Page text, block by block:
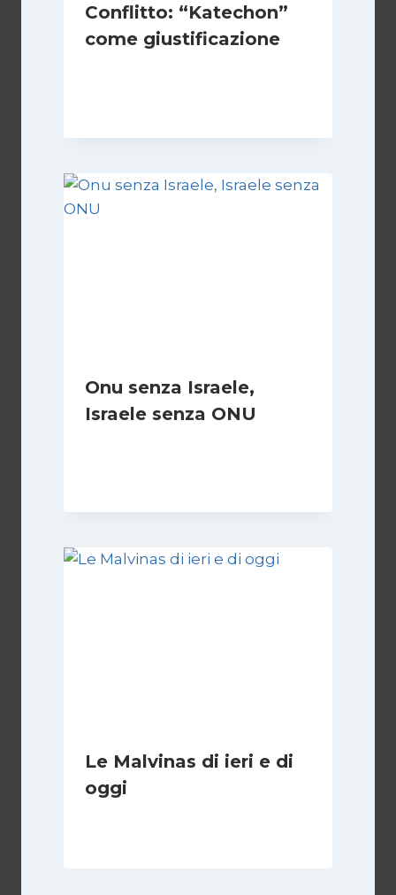
Conflitto: “Katechon”
come giustificazione
Onu senza Israele,
Israele senza ONU
Le Malvinas di ieri e di
oggi